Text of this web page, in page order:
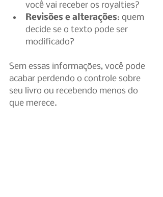
você vai receber os royalties?
Revisões e alterações: quem
decide se o texto pode ser
modificado?
Sem essas informações, você pode
acabar perdendo o controle sobre
seu livro ou recebendo menos do
que merece.